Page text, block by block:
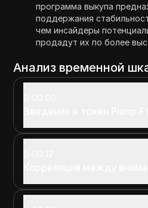
программа выкупа
поддержания
чем инсайдеры
продадут их по более
Анализ временной